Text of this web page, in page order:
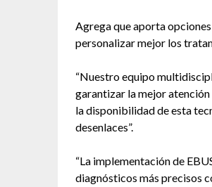
Agrega que aporta
personalizar mejor los
“Nuestro equipo
garantizar la mejor atención
la disponibilidad de esta
desenlaces”.
“La implementación de
diagnósticos más precisos